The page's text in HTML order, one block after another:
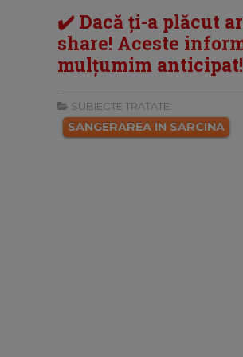
✔️ Dacă ți-a plăcut
share! Aceste
mulțumim
SUBIECTE TRATATE:
SANGERAREA IN SARCINA